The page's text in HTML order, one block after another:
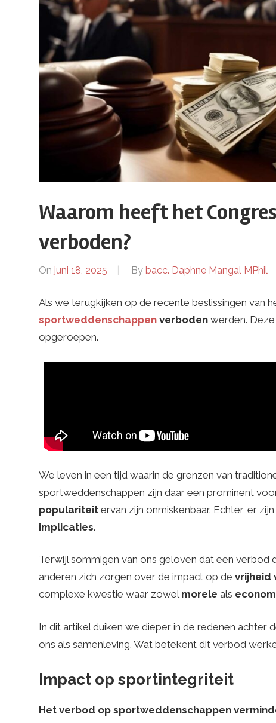
n
U
d
c
h
i
-
7
7
P
r
o
.
c
o
Waarom heeft het
verboden?
On juni 18, 2025 By bacc. Daphne Mangal MPhil
Als we terugkijken op de recente beslissingen van
sportweddenschappenverbodenwerden. Deze
opgeroepen.
We leven in een tijd waarin de grenzen van
sportweddenschappen zijn daar een prominent
populariteitervan zijn onmiskenbaar. Echter, er
implicaties.
Terwijl sommigen van ons geloven dat een verbod
anderen zich zorgen over de impact op de vrijheid
complexe kwestie waar zowel morele als
In dit artikel duiken we dieper in de redenen achter
ons als samenleving. Wat betekent dit verbod
Impact op sportintegriteit
Het verbod op sportweddenschappen